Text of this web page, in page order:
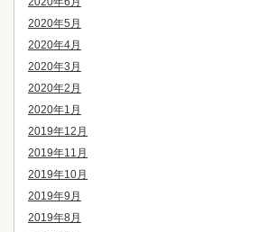
2020年5月
2020年4月
2020年3月
2020年2月
2020年1月
2019年12月
2019年11月
2019年10月
2019年9月
2019年8月